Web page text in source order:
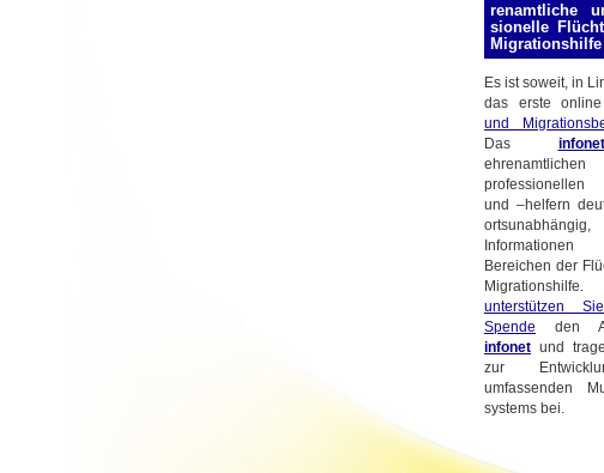
ren­amtliche
sionelle
Migrationshilfe
Es ist soweit, in
das erste online
und
Das infonet
professionellen
und –helfern
orts­unabhängig,
Bereichen der
unterstützen
Spende den
infonet und
zur
umfassenden
systems bei.